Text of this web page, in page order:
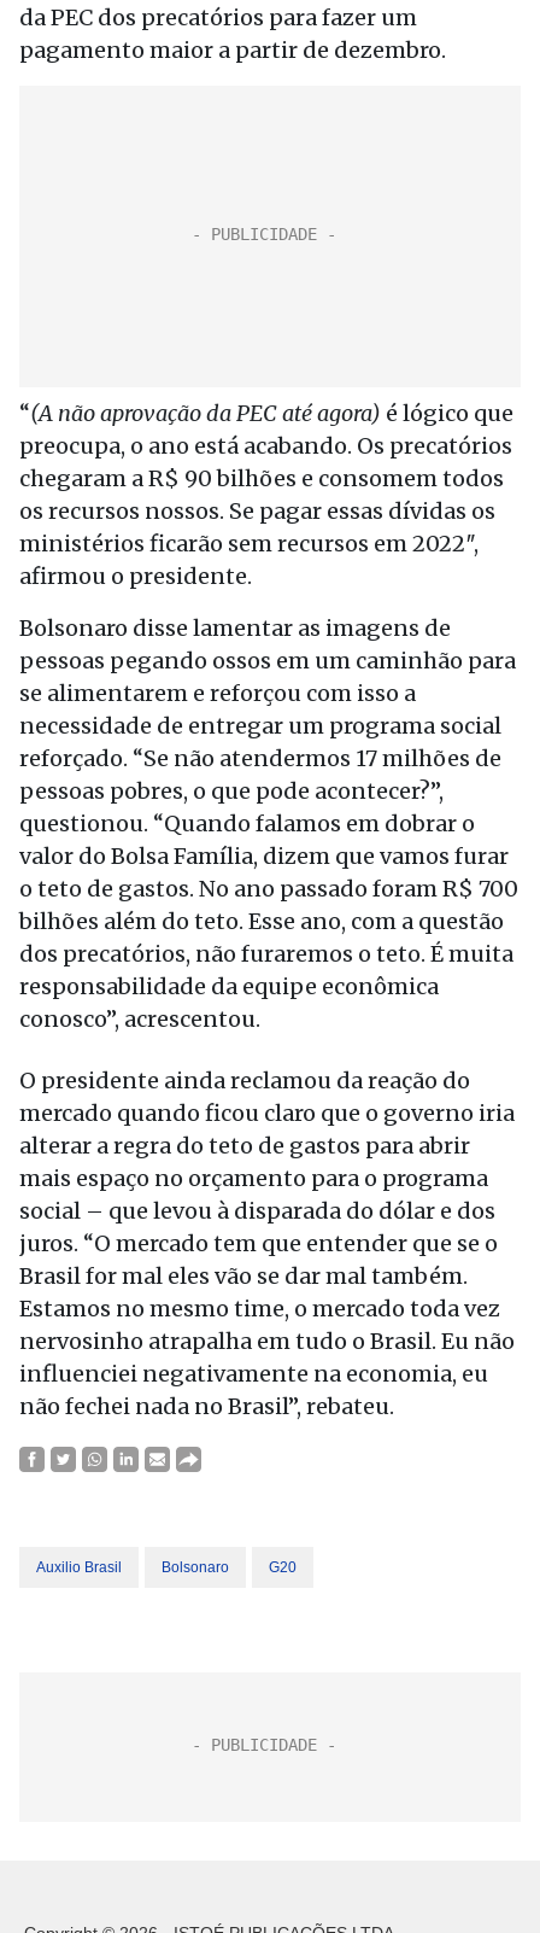
da PEC dos precatórios para fazer um
pagamento maior a partir de dezembro.
“(A não aprovação da PEC até agora) é lógico que
preocupa, o ano está acabando. Os precatórios
chegaram a R$ 90 bilhões e consomem todos
os recursos nossos. Se pagar essas dívidas os
ministérios ficarão sem recursos em 2022″,
afirmou o presidente.
Bolsonaro disse lamentar as imagens de
pessoas pegando ossos em um caminhão para
se alimentarem e reforçou com isso a
necessidade de entregar um programa social
reforçado. “Se não atendermos 17 milhões de
pessoas pobres, o que pode acontecer?”,
questionou. “Quando falamos em dobrar o
valor do Bolsa Família, dizem que vamos furar
o teto de gastos. No ano passado foram R$ 700
bilhões além do teto. Esse ano, com a questão
dos precatórios, não furaremos o teto. É muita
responsabilidade da equipe econômica
conosco”, acrescentou.
O presidente ainda reclamou da reação do
mercado quando ficou claro que o governo iria
alterar a regra do teto de gastos para abrir
mais espaço no orçamento para o programa
social – que levou à disparada do dólar e dos
juros. “O mercado tem que entender que se o
Brasil for mal eles vão se dar mal também.
Estamos no mesmo time, o mercado toda vez
nervosinho atrapalha em tudo o Brasil. Eu não
influenciei negativamente na economia, eu
não fechei nada no Brasil”, rebateu.
Auxilio Brasil Bolsonaro G20